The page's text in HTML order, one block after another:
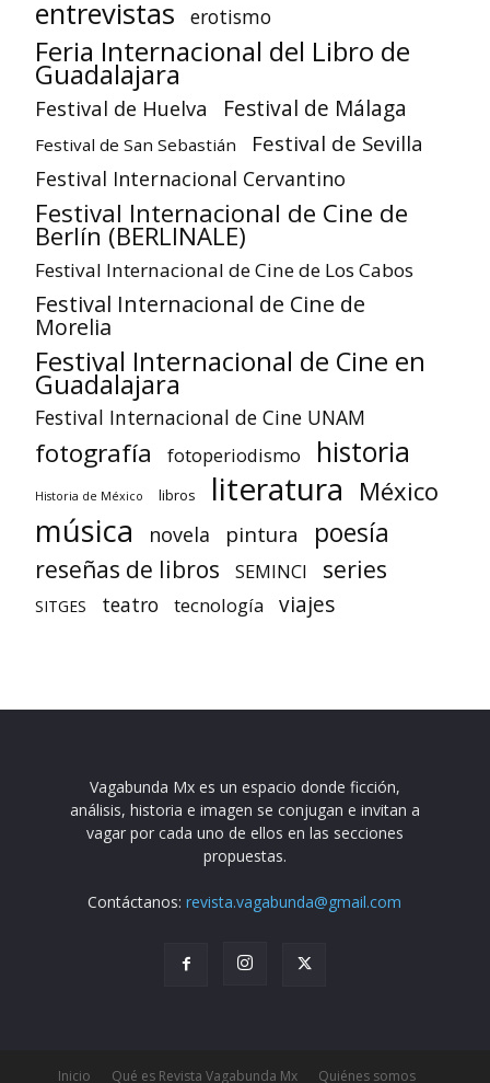
entrevistas erotismo
Feria Internacional del Libro de
Guadalajara
Festival de Huelva Festival de Málaga
Festival de San Sebastián Festival de Sevilla
Festival Internacional Cervantino
Festival Internacional de Cine de
Berlín (BERLINALE)
Festival Internacional de Cine de Los Cabos
Festival Internacional de Cine de
Morelia
Festival Internacional de Cine en
Guadalajara
Festival Internacional de Cine UNAM
fotografía fotoperiodismo historia
Historia de México libros literatura México
música novela pintura poesía
reseñas de libros SEMINCI series
SITGES teatro tecnología viajes
Vagabunda Mx es un espacio donde ficción,
análisis, historia e imagen se conjugan e invitan a
vagar por cada uno de ellos en las secciones
propuestas.
Contáctanos:revista.vagabunda@gmail.com
Inicio Qué es Revista Vagabunda Mx Quiénes somos